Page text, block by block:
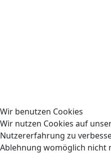
Wir benutzen Cookies
Wir nutzen Cookies auf
Nutzererfahrung zu
Ablehnung womöglich nicht